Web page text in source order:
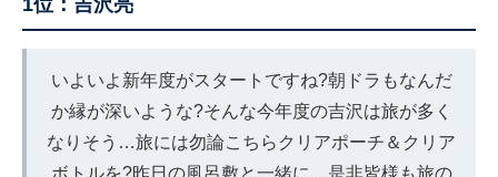
1位：吉沢亮
いよいよ新年度がスタートですね?朝ドラもなんだ
か縁が深いような?そんな今年度の吉沢は旅が多く
なりそう…旅には勿論こちらクリアポーチ＆クリア